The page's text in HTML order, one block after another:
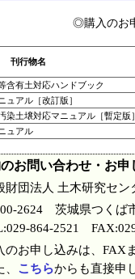
◎購入のお
刊行物名
含有土対応ハンドブック
ュアル［改訂版］
染土壌対応マニュアル［暫定版
ュアル
お問い合わせ・お申
財団法人 土木研究セ
2624 茨城県つくば
864-2521
のお申し込みは、FAX
こちらからも直接申